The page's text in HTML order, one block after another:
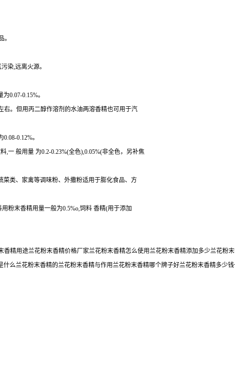
。
染,远离火源。
0.07-0.15%。
右。但用丙二醇作溶剂的水油两溶香精也可用于汽
0.12%。
一 般用量 为0.2-0.23%(全色),0.05%(非全色，另补焦
类、家禽等调味粉、外撒粉适用于膨化食品、方
粉末香精用量一般为0.5%o,饲料 香精(用于添加
精用途兰花粉末香精价格厂家兰花粉末香精怎么使用兰花粉末香精添加多少兰花粉
么兰花粉末香精的兰花粉末香精与作用兰花粉末香精哪个牌子好兰花粉末香精多少